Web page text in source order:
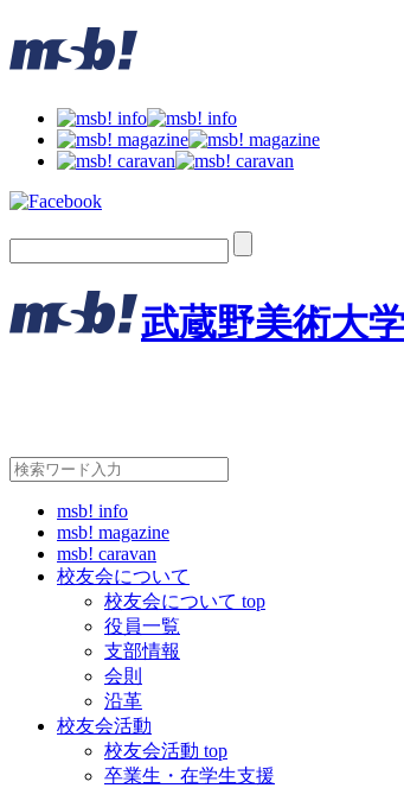
武蔵野美術大
msb! info
msb! magazine
msb! caravan
校友会について
校友会について top
役員一覧
支部情報
会則
沿革
校友会活動
校友会活動 top
卒業生・在学生支援